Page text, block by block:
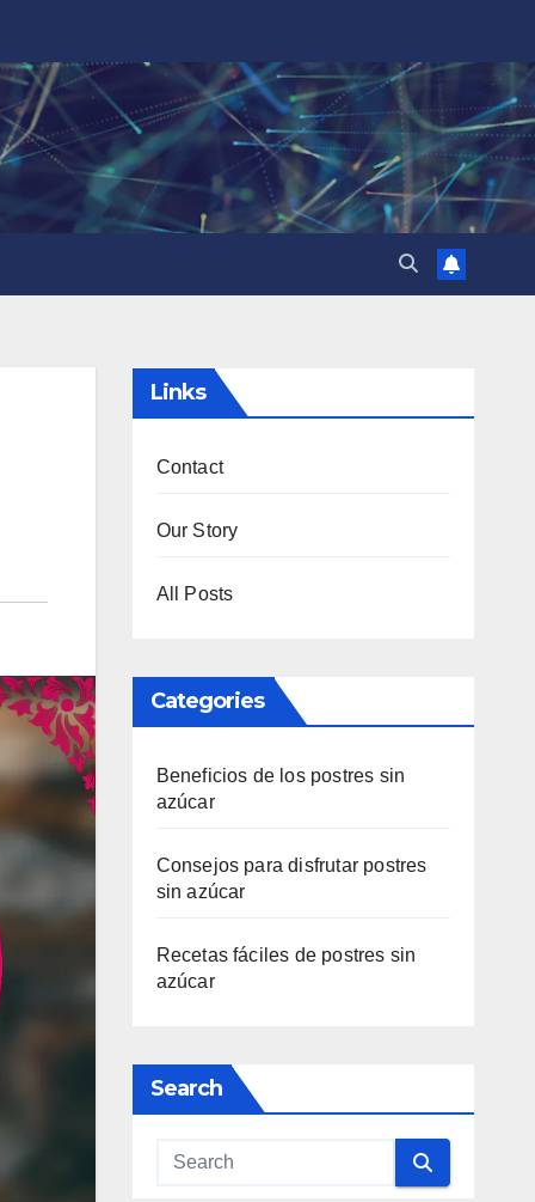
Links
Contact
Our Story
All Posts
Categories
Beneficios de los postres sin
azúcar
Consejos para disfrutar postres
sin azúcar
Recetas fáciles de postres sin
azúcar
Search